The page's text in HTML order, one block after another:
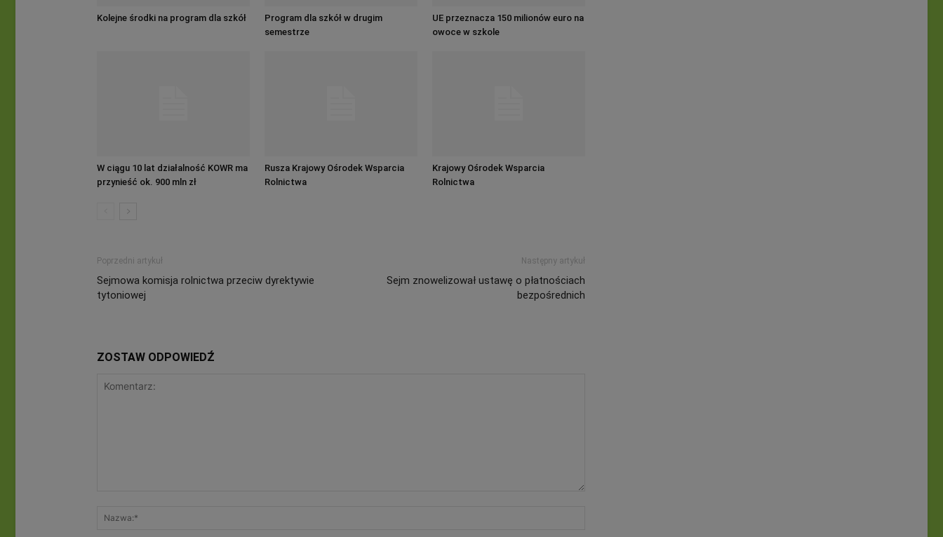
Kolejne środki na program dla szkół
Program dla szkół w drugim
semestrze
UE przeznacza 150 milionów euro na
owoce w szkole
W ciągu 10 lat działalność KOWR ma
przynieść ok. 900 mln zł
Rusza Krajowy Ośrodek Wsparcia
Rolnictwa
Krajowy Ośrodek Wsparcia
Rolnictwa
Poprzedni artykuł
Sejmowa komisja rolnictwa przeciw dyrektywie
tytoniowej
Następny artykuł
Sejm znowelizował ustawę o płatnościach
bezpośrednich
ZOSTAW ODPOWIEDŹ